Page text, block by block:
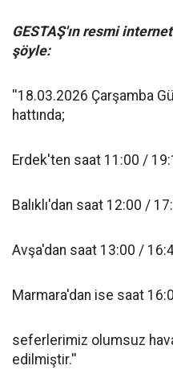
GESTAŞ'ın resmi
şöyle:
''18.03.2026 Çarşamba
hattında;
Erdek'ten saat 11:00 /
Balıklı'dan saat 12:00 /
Avşa'dan saat 13:00 /
Marmara'dan ise saat
seferlerimiz olumsuz
edilmiştir.''